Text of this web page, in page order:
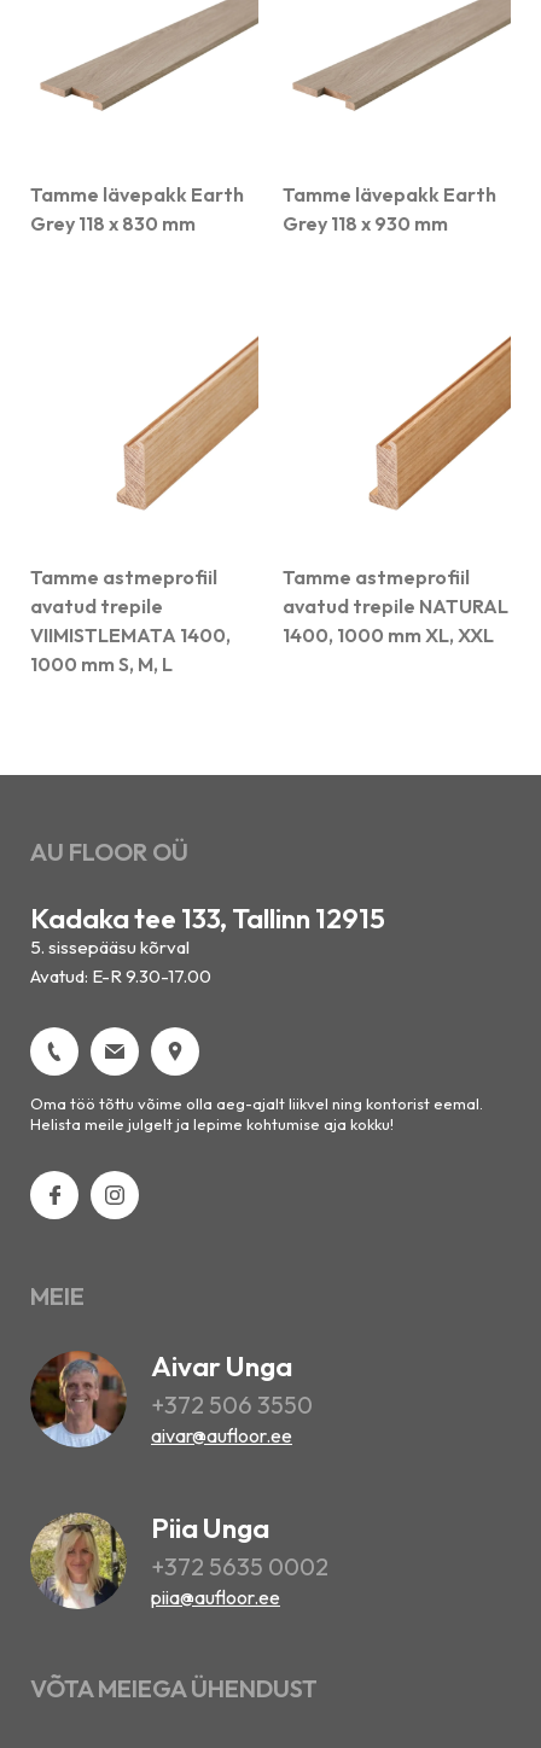
Tamme lävepakk Earth
Grey 118 x 830 mm
Tamme lävepakk Earth
Grey 118 x 930 mm
Tamme astmeprofiil
avatud trepile
VIIMISTLEMATA 1400,
1000 mm S, M, L
Tamme astmeprofiil
avatud trepile NATURAL
1400, 1000 mm XL, XXL
AU FLOOR OÜ
Kadaka tee 133, Tallinn 12915
5. sissepääsu kõrval
Avatud: E-R 9.30-17.00
Oma töö tõttu võime olla aeg-ajalt liikvel ning kontorist eemal.
Helista meile julgelt ja lepime kohtumise aja kokku!
MEIE
Aivar Unga
+372 506 3550
aivar@aufloor.ee
Piia Unga
+372 5635 0002
piia@aufloor.ee
VÕTA MEIEGA ÜHENDUST